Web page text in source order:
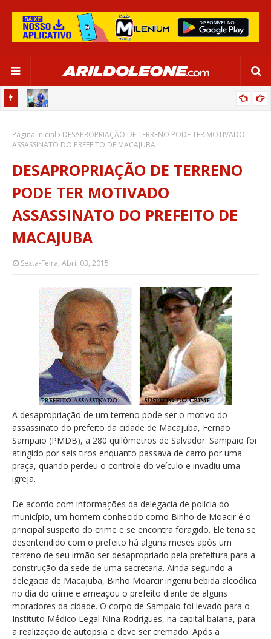
SALVADOR
Página inicial
DESAPROPRIAÇÃO DE TERRENO PODE TER MOTIVADO
ASSASSINATO DO PREFEITO DE MACAJUBA
DESAPROPRIAÇÃO DE TERRENO
PODE TER MOTIVADO
ASSASSINATO DO PREFEITO DE
MACAJUBA
Sexta-Feira, Abril 03, 2015
A desapropriação de um terreno pode ser o motivo do
assassinato do prefeito da cidade de Macajuba, Fernão
Sampaio (PMDB), a 280 quilômetros de Salvador. Sampaio foi
atingido por seis tiros enquanto passava de carro por uma
praça, quando perdeu o controle do veículo e invadiu uma
igreja.
De acordo com informações da delegacia de polícia do
município, um homem conhecido como Binho de Moacir é o
principal suspeito do crime e se encontra foragido. Ele teria se
desentendido com o prefeito há alguns meses após um
terreno de seu irmão ser desapropriado pela prefeitura para a
construção da sede de uma secretaria. Ainda segundo a
delegacia de Macajuba, Binho Moarcir ingeriu bebida alcoólica
no dia do crime e ameaçou o prefeito diante de alguns
moradores da cidade. O corpo de Sampaio foi levado para o
Instituto Médico Legal Nina Rodrigues, na capital baiana, para
a realização de autopsia e deve ser cremado. Após a